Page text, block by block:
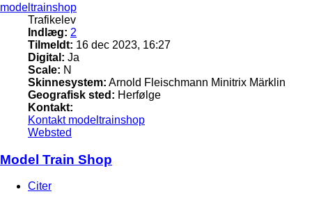
modeltrainshop
Trafikelev
Indlæg: 2
Tilmeldt: 16 dec 2023, 16:27
Digital: Ja
Scale: N
Skinnesystem: Arnold Fleischmann Minitrix Märklin
Geografisk sted: Herfølge
Kontakt:
Kontakt modeltrainshop
Websted
Model Train Shop
Citer